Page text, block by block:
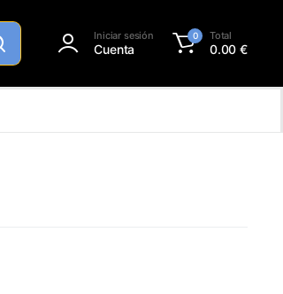
Iniciar sesión
Cuenta
0 Total
0.00€